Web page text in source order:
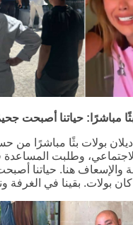
مباشرًا: حياتنا أصبحت جحيمًا
بولات بثًا مباشرًا من
وطلبت المساعدة
هنا. حياتنا أصبحت
بولات. بقينا في الغرفة